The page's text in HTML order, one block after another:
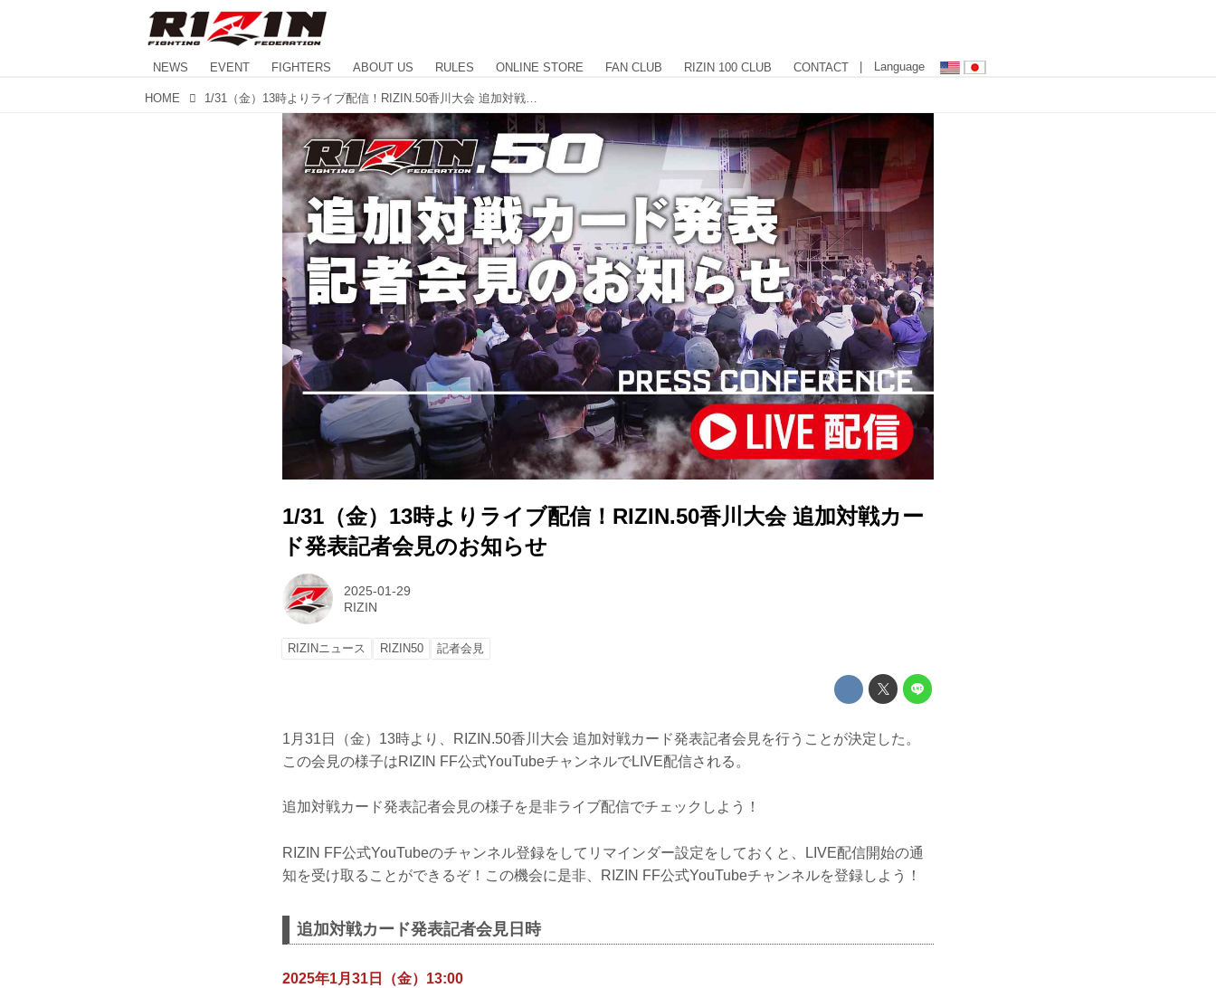
NEWS EVENT FIGHTERS ABOUT US RULES ONLINE STORE FAN CLUB RIZIN 100 CLUB CONTACT | Language
HOME
1/31（金）13時よりライブ配信！RIZIN.50香川大会 追加対戦カー
ド発表記者会見のお知らせ
2025-01-29
RIZIN
RIZINニュース RIZIN50 記者会見
1月31日（金）13時より、RIZIN.50香川大会 追加対戦カード発表記者会見を行うことが決定した。
この会見の様子はRIZIN FF公式YouTubeチャンネルでLIVE配信される。
追加対戦カード発表記者会見の様子を是非ライブ配信でチェックしよう！
RIZIN FF公式YouTubeのチャンネル登録をしてリマインダー設定をしておくと、LIVE配信開始の通
知を受け取ることができるぞ！この機会に是非、RIZIN FF公式YouTubeチャンネルを登録しよう！
追加対戦カード発表記者会見日時
2025年1月31日（金）13:00